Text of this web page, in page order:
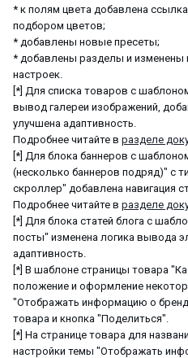
* к полям цвета добавлена
подбором цветов;
* добавлены новые пресеты;
* добавлены разделы и изменены
настроек.
[*] Для списка товаров с
вывод галереи изображений,
улучшена адаптивность.
Подробнее читайте в разделе
[*] Для блока баннеров с
(несколько баннеров подряд)" с
скроллер" добавлена навигация
Подробнее читайте в разделе
[*] Для блока статей блога с
посты" изменена логика вывода
адаптивность.
[*] В шаблоне страницы товара
положение и оформление
"Отображать информацию о
товара и кнопка "Поделиться".
[*] На странице товара для
настройки темы "Отображать